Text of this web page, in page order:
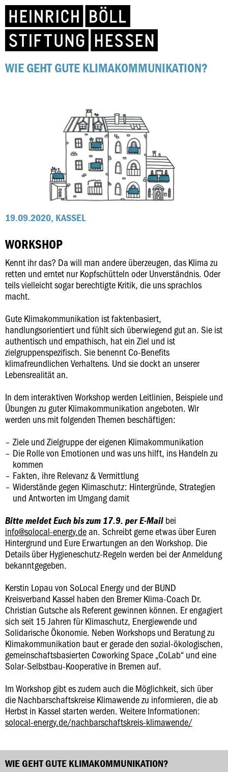
WIE GEHT GUTE KLIMAKOMMUNIKATION?
19.09.2020, KASSEL
WORKSHOP
Kennt ihr das? Da will man andere überzeugen, das Klima zu
retten und erntet nur Kopfschütteln oder Unverständnis. Oder
teils vielleicht sogar berechtigte Kritik, die uns sprachlos
macht.
Gute Klimakommunikation ist faktenbasiert,
handlungsorientiert und fühlt sich überwiegend gut an. Sie ist
authentisch und empathisch, hat ein Ziel und ist
zielgruppenspezifisch. Sie benennt Co-Benefits
klimafreundlichen Verhaltens. Und sie dockt an unserer
Lebensrealität an.
In dem interaktiven Workshop werden Leitlinien, Beispiele und
Übungen zu guter Klimakommunikation angeboten. Wir
werden uns mit folgenden Themen beschäftigen:
Ziele und Zielgruppe der eigenen Klimakommunikation
Die Rolle von Emotionen und was uns hilft, ins Handeln zu
kommen
Fakten, ihre Relevanz & Vermittlung
Widerstände gegen Klimaschutz: Hintergründe, Strategien
und Antworten im Umgang damit
Bitte meldet Euch bis zum 17.9. per E-Mail bei
info@solocal-energy.dean. Schreibt gerne etwas über Euren
Hintergrund und Eure Erwartungen an den Workshop. Die
Details über Hygieneschutz-Regeln werden bei der Anmeldung
bekanntgegeben.
Kerstin Lopau von SoLocal Energy und der BUND
Kreisverband Kassel haben den Bremer Klima-Coach Dr.
Christian Gutsche als Referent gewinnen können. Er engagiert
sich seit 15 Jahren für Klimaschutz, Energiewende und
Solidarische Ökonomie. Neben Workshops und Beratung zu
Klimakommunikation baut er gerade den sozial-ökologischen,
gemeinschaftsbasierten Coworking Space „CoLab“ und eine
Solar-Selbstbau-Kooperative in Bremen auf.
Im Workshop gibt es zudem auch die Möglichkeit, sich über
die Nachbarschaftskreise Klimawende zu informieren, die ab
Herbst in Kassel starten werden. Weitere Informationen:
solocal-energy.de/nachbarschaftskreis-klimawende/
WIE GEHT GUTE KLIMAKOMMUNIKATION?